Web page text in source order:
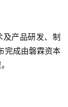
产品研发、制
完成由磐霖资本